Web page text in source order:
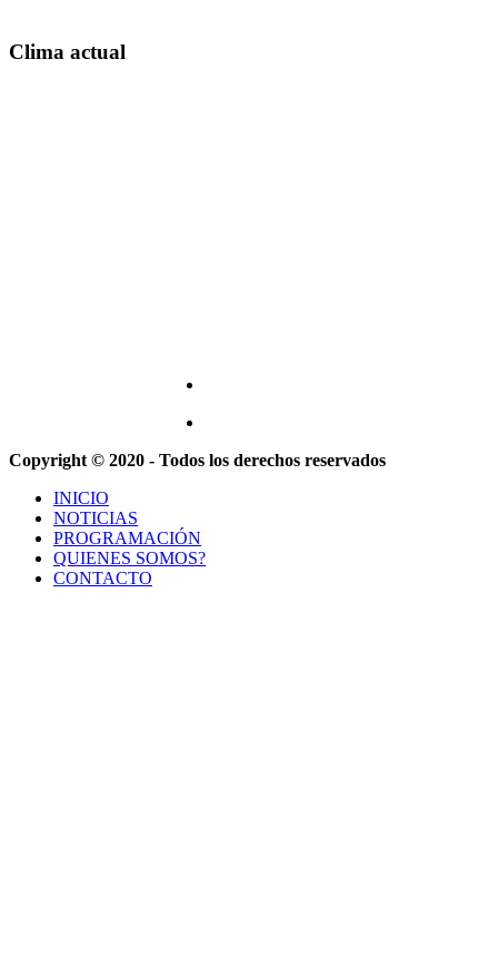
Clima actual
Copyright © 2020 - Todos los derechos reservados
INICIO
NOTICIAS
PROGRAMACIÓN
QUIENES SOMOS?
CONTACTO